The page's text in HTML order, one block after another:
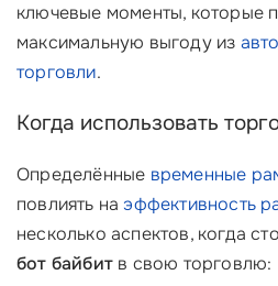
ключевые моменты, которые
максимальную выгоду из
торговли.
Когда использовать
Определённые временные
повлиять на эффективность
несколько аспектов, когда
бот байбит в свою торговлю: